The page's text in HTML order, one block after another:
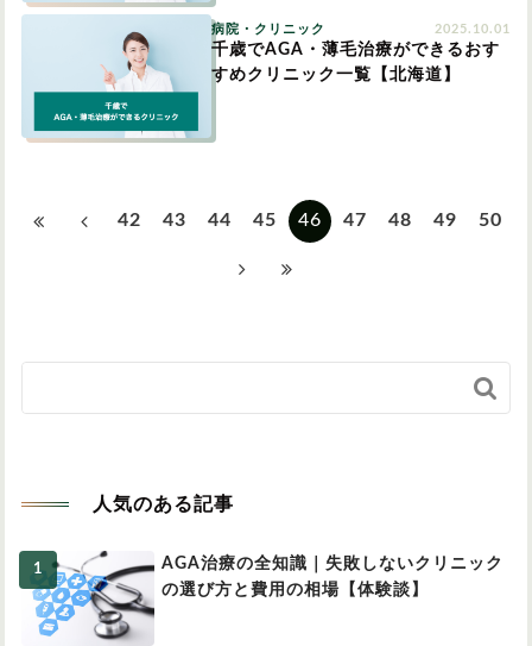
病院・クリニック 2025.10.01
千歳でAGA・薄毛治療ができるおす
すめクリニック一覧【北海道】
42 43 44 45 46 47 48 49 50

人気のある記事
AGA治療の全知識｜失敗しないクリニック
の選び方と費用の相場【体験談】